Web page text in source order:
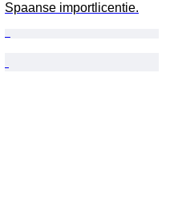
Spaanse importlicentie.